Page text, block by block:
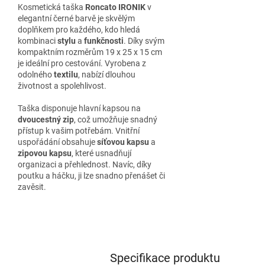
Kosmetická taška Roncato IRONIKv
elegantní černé barvě je skvělým
doplňkem pro každého, kdo hledá
kombinacistylu a funkčnosti. Díky svým
kompaktním rozměrům 19 x 25 x 15 cm
je ideální pro cestování. Vyrobena z
odolnéhotextilu, nabízí dlouhou
životnost a spolehlivost.
Taška disponuje hlavní kapsou na
dvoucestný zip, což umožňuje snadný
přístup k vašim potřebám. Vnitřní
uspořádání obsahujesíťovou kapsu a
zipovou kapsu, které usnadňují
organizaci a přehlednost. Navíc, díky
poutku a háčku, ji lze snadno přenášet či
zavěsit.
Specifikace produktu